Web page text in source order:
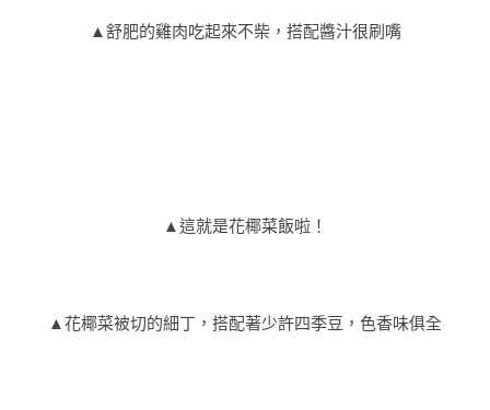
▲舒肥的雞肉吃起來不柴，搭配醬汁很刷嘴
▲這就是花椰菜飯啦！
▲花椰菜被切的細丁，搭配著少許四季豆，色香味俱全